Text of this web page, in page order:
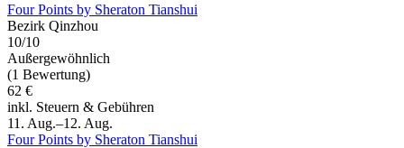
Four Points by Sheraton Tianshui
Bezirk Qinzhou
10/10
Außergewöhnlich
(1 Bewertung)
62 €
inkl. Steuern & Gebühren
11. Aug.–12. Aug.
Four Points by Sheraton Tianshui